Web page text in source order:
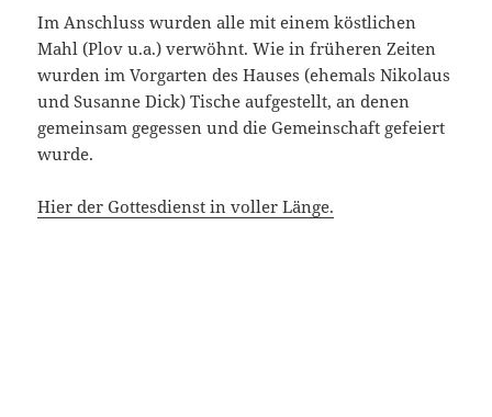
Im Anschluss wurden alle mit einem köstlichen
Mahl (Plov u.a.) verwöhnt. Wie in früheren Zeiten
wurden im Vorgarten des Hauses (ehemals Nikolaus
und Susanne Dick) Tische aufgestellt, an denen
gemeinsam gegessen und die Gemeinschaft gefeiert
wurde.
Hier der Gottesdienst in voller Länge.